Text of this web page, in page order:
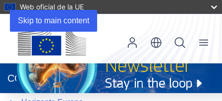
Skip to main content
Web oficial de la UE
abrirá
en
una
CORDIS
Menu